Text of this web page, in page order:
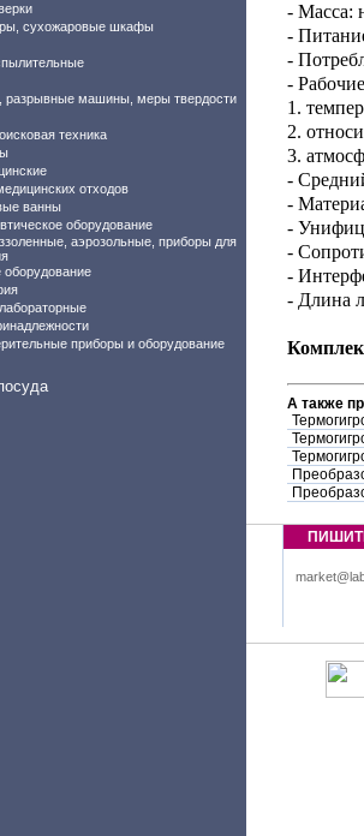
сухожаровые шкафы
разрывные машины, меры твердости
техника
отходов
ванны
оборудование
аэрозольные, приборы для
оборудование
приборы и оборудование
- Масса:
-
-
-
1.
2.
3.
-
-
-
-
-
- Длина
А также